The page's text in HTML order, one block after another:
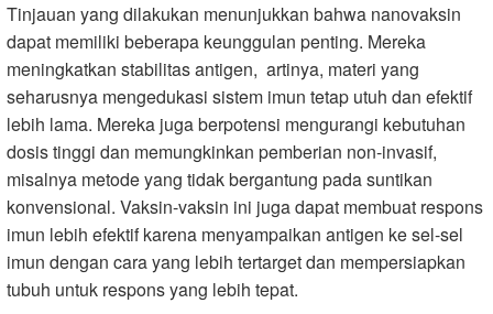
Tinjauan yang dilakukan menunjukkan bahwa nanovaksin
dapat memiliki beberapa keunggulan penting. Mereka
meningkatkan stabilitas antigen, artinya, materi yang
seharusnya mengedukasi sistem imun tetap utuh dan efektif
lebih lama. Mereka juga berpotensi mengurangi kebutuhan
dosis tinggi dan memungkinkan pemberian non-invasif,
misalnya metode yang tidak bergantung pada suntikan
konvensional. Vaksin-vaksin ini juga dapat membuat respons
imun lebih efektif karena menyampaikan antigen ke sel-sel
imun dengan cara yang lebih tertarget dan mempersiapkan
tubuh untuk respons yang lebih tepat.